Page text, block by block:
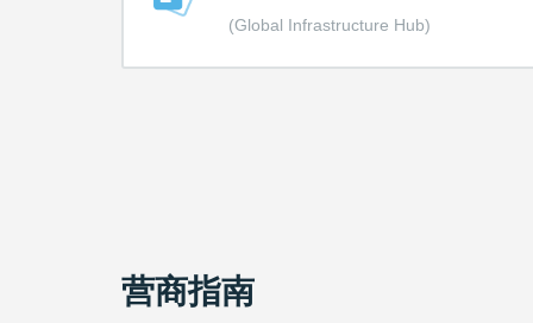
(Global Infrastructure Hub)
营商指南